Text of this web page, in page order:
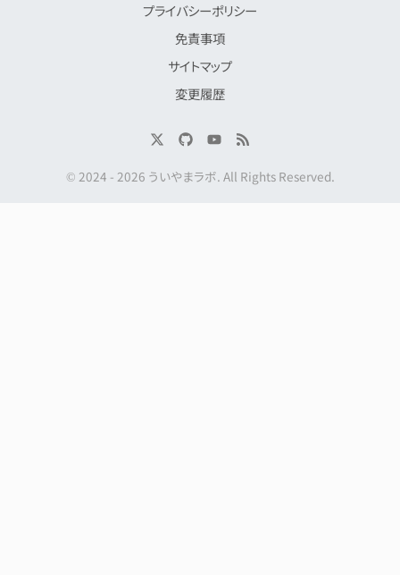
プライバシーポリシー
免責事項
サイトマップ
変更履歴
© 2024 - 2026 ういやまラボ. All Rights Reserved.